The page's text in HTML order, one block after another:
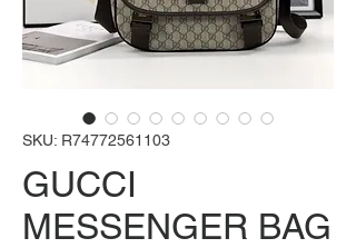
SKU: R74772561103
GUCCI
MESSENGER BAG